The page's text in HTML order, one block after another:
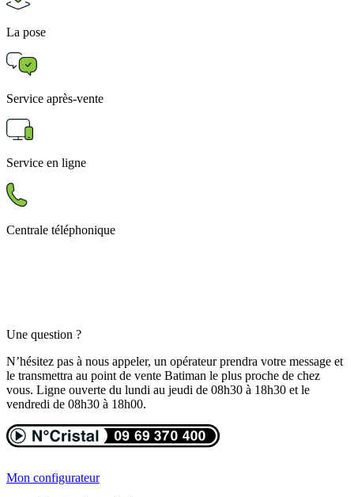
La pose
Service après-vente
Service en ligne
Centrale téléphonique
Une question ?
N’hésitez pas à nous appeler, un opérateur prendra votre message et
le transmettra au point de vente Batiman le plus proche de chez
vous. Ligne ouverte du lundi au jeudi de 08h30 à 18h30 et le
vendredi de 08h30 à 18h00.
Mon configurateur